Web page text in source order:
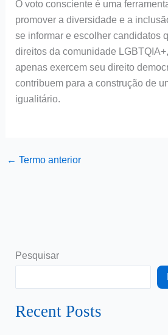
O voto consciente é uma
promover a diversidade e a
se informar e escolher candidatos
direitos da comunidade
apenas exercem seu direito
contribuem para a construção de
igualitário.
← Termo anterior
Pesquisar
Recent Posts